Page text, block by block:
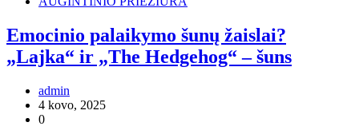
Emocinio palaikymo šunų žaislai?
„Lajka“ ir „The Hedgehog“ – šuns
admin
4 kovo, 2025
0